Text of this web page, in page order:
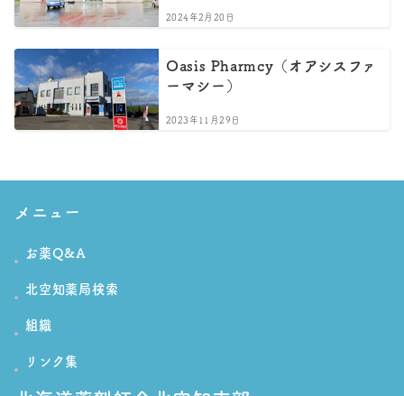
2024年2月20日
Oasis Pharmcy（オアシスファ
ーマシー）
2023年11月29日
メニュー
お薬Q&A
北空知薬局検索
組織
リンク集